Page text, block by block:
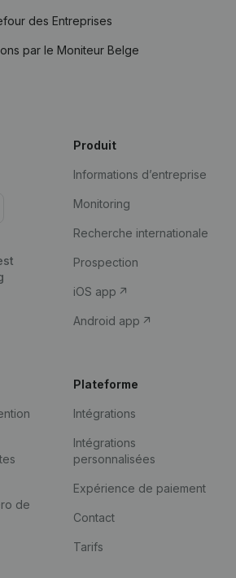
des Entreprises
par le Moniteur Belge
Produit
Informations d’entreprise
Monitoring
Recherche internationale
Prospection
iOS app
Android app
de
Plateforme
Intégrations
Intégrations
personnalisées
Expérience de paiement
Contact
Tarifs